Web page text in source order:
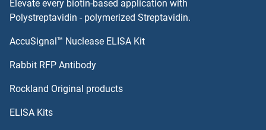
Matrix Metallopeptidase 23 Anticorps
MAVS Anticorps
MAX Anticorps
MAZ Anticorps
Elevate every biotin-based application with
Polystreptavidin - polymerized Streptavidin.
AccuSignal™ Nuclease ELISA Kit
Rabbit RFP Antibody
Rockland Original products
ELISA Kits